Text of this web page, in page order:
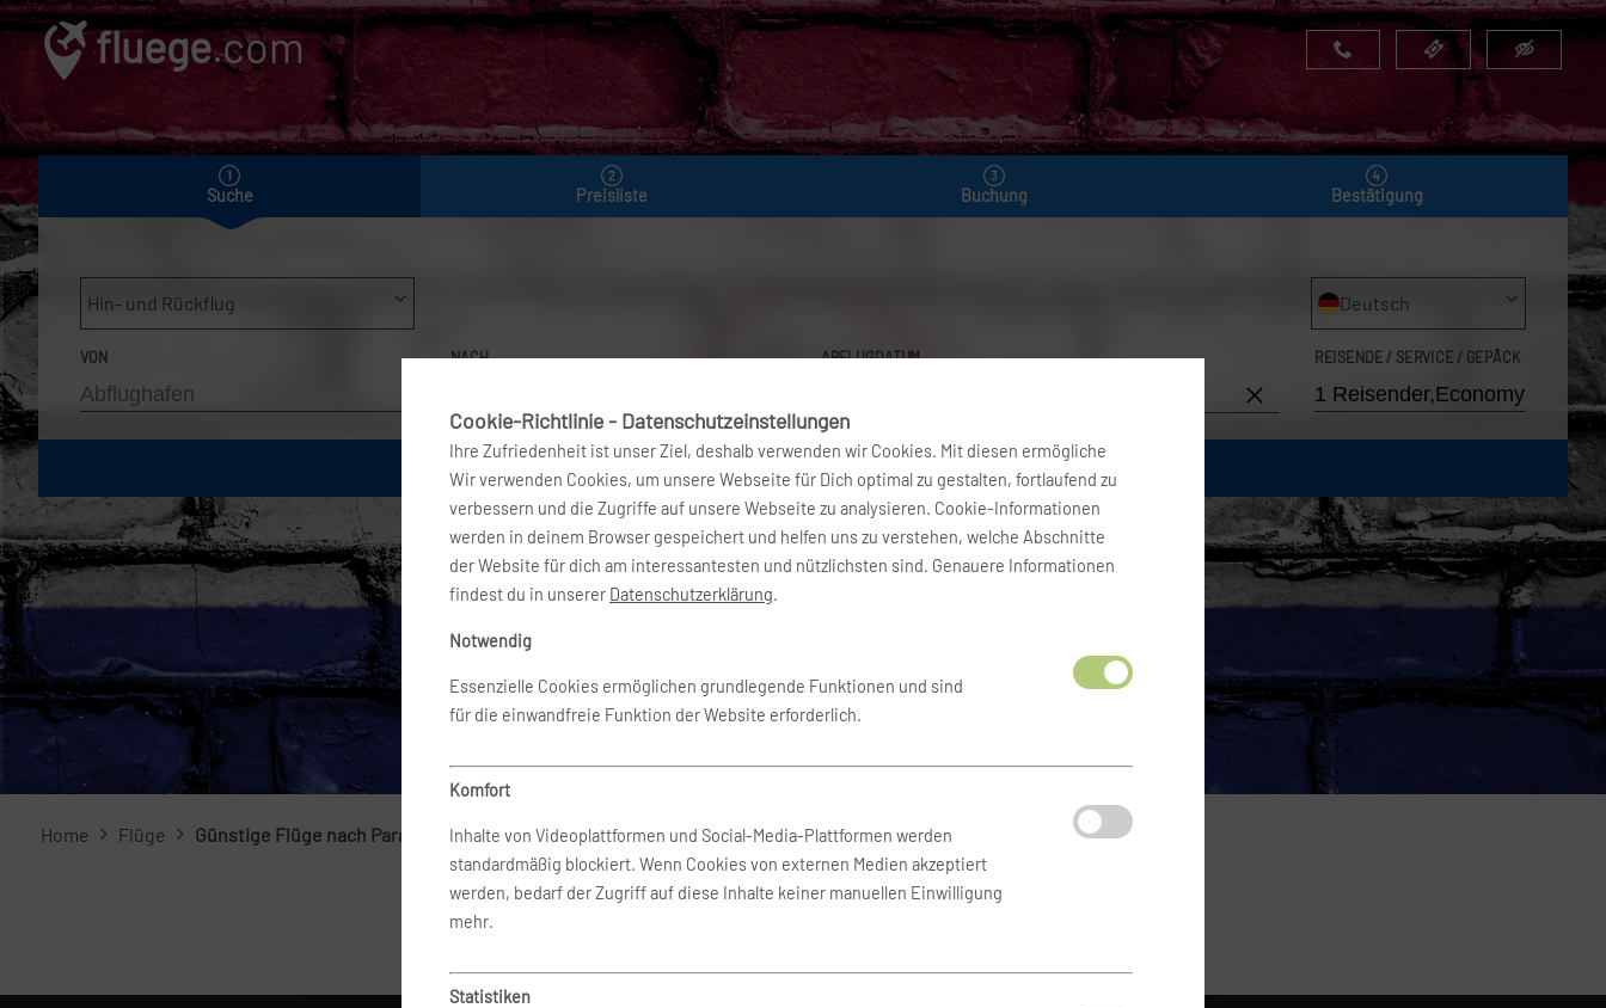
fluege.com
Suche Preisliste Buchung Bestätigung
Hin- und Rückflug Deutsch
VON NACH ABFLUGDATUM REISENDE / SERVICE / GEPÄCK
Home Flüge Günstige Flüge nach Paraguay buchen
Cookie-Richtlinie - Datenschutzeinstellungen
Ihre Zufriedenheit ist unser Ziel, deshalb verwenden wir Cookies. Mit diesen ermögliche
Wir verwenden Cookies, um unsere Webseite für Dich optimal zu gestalten, fortlaufend zu
verbessern und die Zugriffe auf unsere Webseite zu analysieren. Cookie-Informationen
werden in deinem Browser gespeichert und helfen uns zu verstehen, welche Abschnitte
der Website für dich am interessantesten und nützlichsten sind. Genauere Informationen
findest du in unserer Datenschutzerklärung.
Notwendig
Essenzielle Cookies ermöglichen grundlegende Funktionen und sind
für die einwandfreie Funktion der Website erforderlich.
Komfort
Inhalte von Videoplattformen und Social-Media-Plattformen werden
standardmäßig blockiert. Wenn Cookies von externen Medien akzeptiert
werden, bedarf der Zugriff auf diese Inhalte keiner manuellen Einwilligung
mehr.
Statistiken